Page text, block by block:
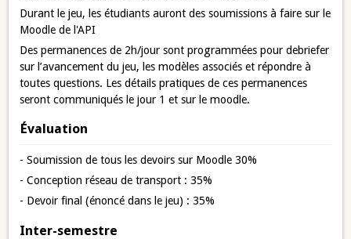
Durant le jeu, les étudiants auront des soumissions à faire sur le
Moodle de l'API
Des permanences de 2h/jour sont programmées pour debriefer
sur l’avancement du jeu, les modèles associés et répondre à
toutes questions. Les détails pratiques de ces permanences
seront communiqués le jour 1 et sur le moodle.
Évaluation
- Soumission de tous les devoirs sur Moodle 30%
- Conception réseau de transport : 35%
- Devoir final (énoncé dans le jeu) : 35%
Inter-semestre